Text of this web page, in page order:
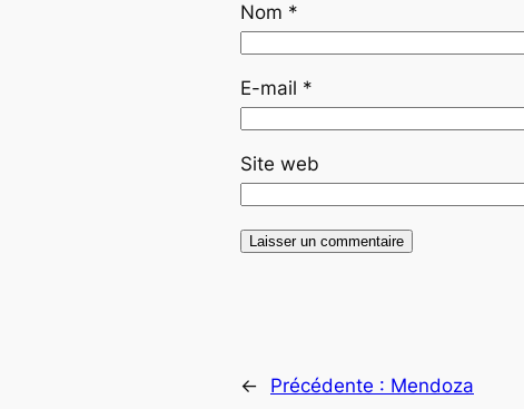
Nom *
E-mail *
Site web
← Précédente : Mendoza